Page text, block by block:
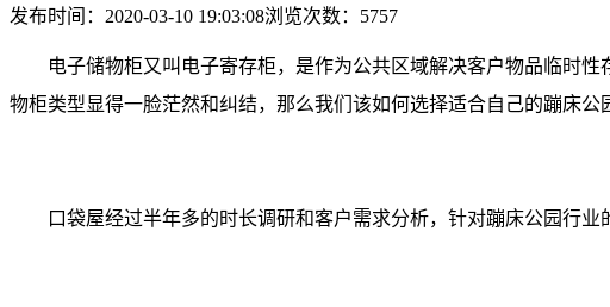
发布时间： 2020-03-10 19:03:08浏览次数：5757
电子储物柜又叫电子寄存柜，是作为公共区域解决客户物品临时性
物柜类型显得一脸茫然和纠结，那么我们该如何选择适合自己的蹦床公
口袋屋经过半年多的时长调研和客户需求分析，针对蹦床公园行